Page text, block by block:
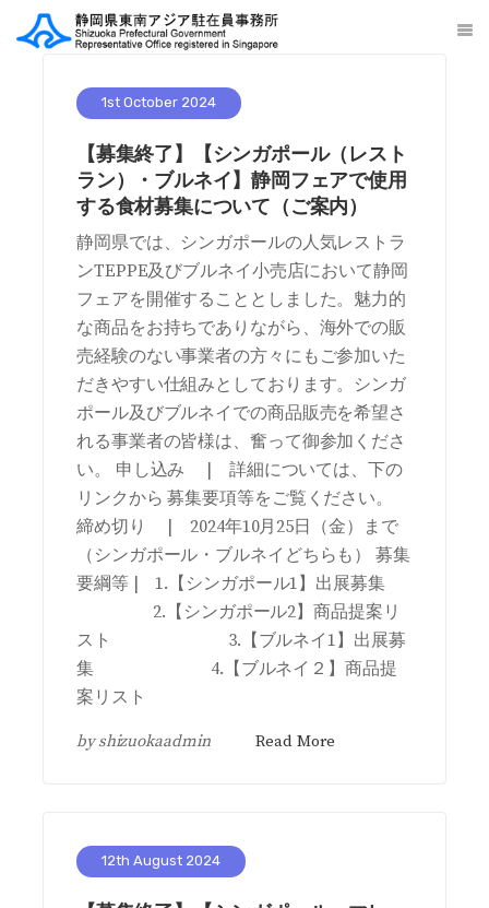
1st October 2024
【募集終了】【シンガポール（レスト
ラン）・ブルネイ】静岡フェアで使用
する食材募集について（ご案内）
静岡県では、シンガポールの人気レストラ
ンTEPPE及びブルネイ小売店において静岡
フェアを開催することとしました。魅力的
な商品をお持ちでありながら、海外での販
売経験のない事業者の方々にもご参加いた
だきやすい仕組みとしております。シンガ
ポール及びブルネイでの商品販売を希望さ
れる事業者の皆様は、奮って御参加くださ
い。 申し込み | 詳細については、下の
リンクから 募集要項等をご覧ください。
締め切り | 2024年10月25日（金）まで
（シンガポール・ブルネイどちらも） 募集
要綱等 | 1.【シンガポール1】出展募集
2.【シンガポール2】商品提案リ
スト 3.【ブルネイ1】出展募
集 4.【ブルネイ２】商品提
案リスト
byshizuokaadmin Read More
12th August 2024